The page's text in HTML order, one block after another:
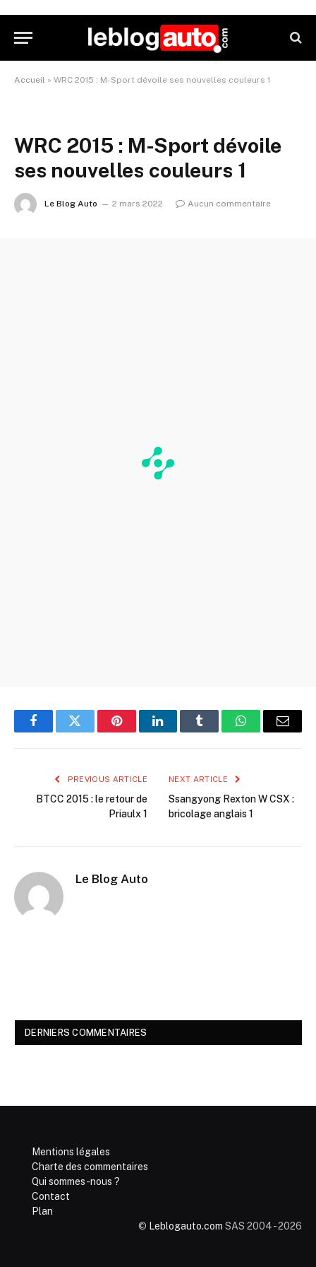
Accueil » WRC 2015 : M-Sport dévoile ses nouvelles couleurs 1
WRC 2015 : M-Sport dévoile
ses nouvelles couleurs 1
Le Blog Auto 2 mars 2022 Aucun commentaire
FacebookTwitter PinterestLinkedInTumblr WhatsAppEmail
PREVIOUS ARTICLE
BTCC 2015 : le retour de
Priaulx 1
NEXT ARTICLE
Ssangyong Rexton W CSX :
bricolage anglais 1
Le Blog Auto
DERNIERS COMMENTAIRES
Mentions légales
Charte des commentaires
Qui sommes-nous ?
Contact
Plan
© Leblogauto.com SAS 2004 - 2026